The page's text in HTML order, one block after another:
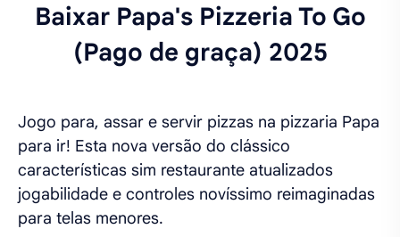
Baixar Papa's Pizzeria To Go
(Pago de graça) 2025
Jogo para, assar e servir pizzas na pizzaria Papa
para ir! Esta nova versão do clássico
características sim restaurante atualizados
jogabilidade e controles novíssimo reimaginadas
para telas menores.